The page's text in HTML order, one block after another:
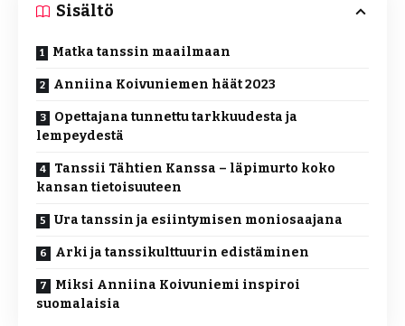
Sisältö
Matka tanssin maailmaan
Anniina Koivuniemen häät 2023
Opettajana tunnettu tarkkuudesta ja
lempeydestä
Tanssii Tähtien Kanssa – läpimurto koko
kansan tietoisuuteen
Ura tanssin ja esiintymisen moniosaajana
Arki ja tanssikulttuurin edistäminen
Miksi Anniina Koivuniemi inspiroi
suomalaisia